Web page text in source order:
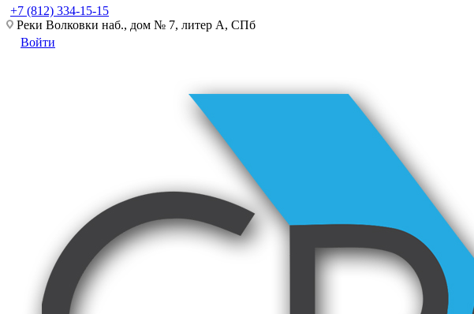
+7 (812) 334-15-15
Реки Волковки наб., дом № 7, литер А, СПб
Войти